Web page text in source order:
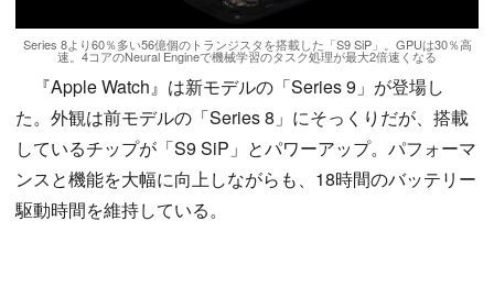
Series 8より60％多い56億個のトランジスタを搭載した「S9 SiP」。GPUは30％高
速。4コアのNeural Engineで機械学習のタスク処理が最大2倍速くなる
『Apple Watch』は新モデルの「Series 9」が登場し
た。外観は前モデルの「Series 8」にそっくりだが、搭載
しているチップが「S9 SiP」とパワーアップ。パフォーマ
ンスと機能を大幅に向上しながらも、18時間のバッテリー
駆動時間を維持している。